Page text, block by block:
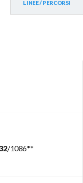
LINEE / PERCORSI
/1086**